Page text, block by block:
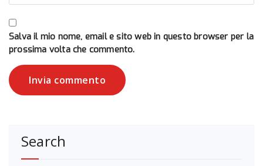
Salva il mio nome, email e sito web in questo browser per la
prossima volta che commento.
Search